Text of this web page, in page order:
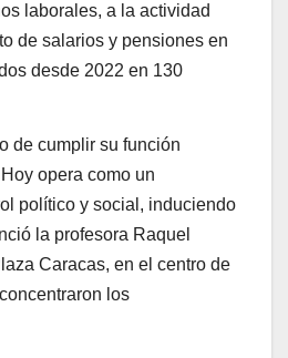
laborales, a la actividad
de salarios y pensiones en
desde 2022 en 130
de cumplir su función
opera como un
político y social, induciendo
la profesora Raquel
Caracas, en el centro de
los